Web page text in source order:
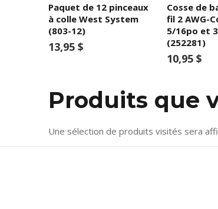
Paquet de 12 pinceaux
à colle West System
(803-12)
13,95 $
Cosse de
fil 2 AWG-
5/16po et
(252281)
10,95 $
Produits que
Une sélection de produits visités sera